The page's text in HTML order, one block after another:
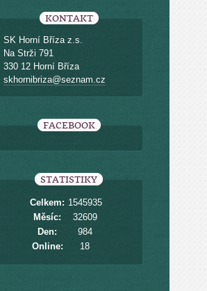
KONTAKT
SK Horní Bříza z.s.
Na Strži 791
330 12 Horní Bříza
skhornibriza@seznam.cz
FACEBOOK
STATISTIKY
Online: 18
Celkem: 1545935
Měsíc:
32609
Den:
984